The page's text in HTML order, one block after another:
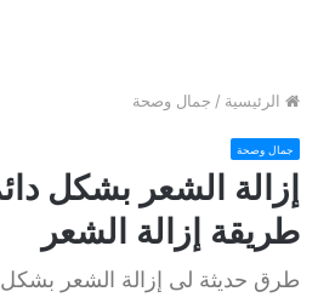
الرئيسية / جمال وصحة
جمال وصحة
إزالة الشعر بشكل
طريقة إزالة الشعر
طرق حديثة لى إزالة الشعر بشكل